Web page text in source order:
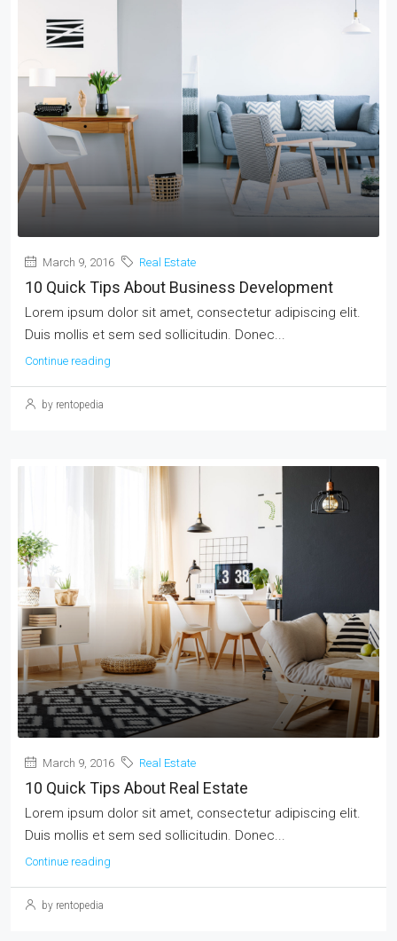
March 9, 2016 Real Estate
10 Quick Tips About Business Development
Lorem ipsum dolor sit amet, consectetur adipiscing elit.
Duis mollis et sem sed sollicitudin. Donec...
Continue reading
by rentopedia
March 9, 2016 Real Estate
10 Quick Tips About Real Estate
Lorem ipsum dolor sit amet, consectetur adipiscing elit.
Duis mollis et sem sed sollicitudin. Donec...
Continue reading
by rentopedia